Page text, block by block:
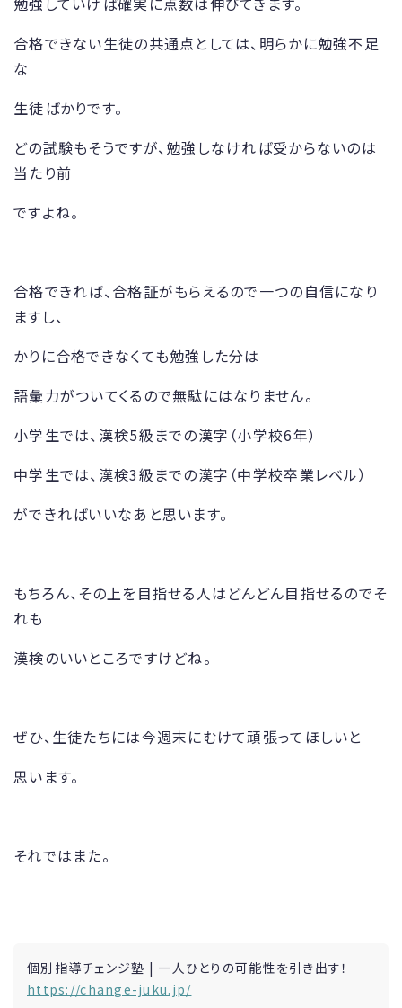
合格できない生徒の共通点としては、明らかに勉強不足
な
生徒ばかりです。
どの試験もそうですが、勉強しなければ受からないのは
当たり前
ですよね。
合格できれば、合格証がもらえるので一つの自信になり
ますし、
かりに合格できなくても勉強した分は
語彙力がついてくるので無駄にはなりません。
小学生では、漢検5級までの漢字（小学校6年）
中学生では、漢検3級までの漢字（中学校卒業レベル）
ができればいいなあと思います。
もちろん、その上を目指せる人はどんどん目指せるのでそ
れも
漢検のいいところですけどね。
ぜひ、生徒たちには今週末にむけて頑張ってほしいと
思います。
それではまた。
個別指導チェンジ塾 | 一人ひとりの可能性を引き出す！
https://change-juku.jp/